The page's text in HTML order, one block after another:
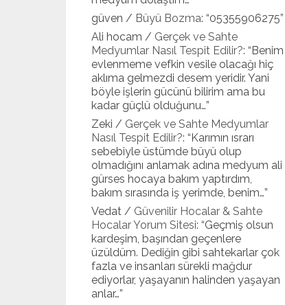
güven / Büyü Bozma: “05355906275”
Ali hocam / Gerçek ve Sahte
Medyumlar Nasıl Tespit Edilir?: “Benim
evlenmeme vefkin vesile olacağı hiç
aklıma gelmezdi desem yeridir. Yani
böyle işlerin gücünü bilirim ama bu
kadar güçlü olduğunu…”
Zeki / Gerçek ve Sahte Medyumlar
Nasıl Tespit Edilir?: “Karımın ısrarı
sebebiyle üstümde büyü olup
olmadığını anlamak adına medyum ali
gürses hocaya bakım yaptırdım,
bakım sırasında iş yerimde, benim…”
Vedat / Güvenilir Hocalar & Sahte
Hocalar Yorum Sitesi: “Geçmiş olsun
kardeşim, başından geçenlere
üzüldüm. Dediğin gibi sahtekarlar çok
fazla ve insanları sürekli mağdur
ediyorlar, yaşayanın halinden yaşayan
anlar…”